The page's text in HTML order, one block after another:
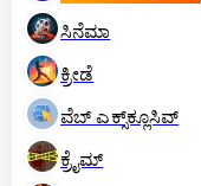
ಸಿನೆಮಾ
ಕ್ರೀಡೆ
ವೆಬ್ ಎಕ್ಸ್‌ಕ್ಲೂಸಿವ್
ಕ್ರೈಮ್